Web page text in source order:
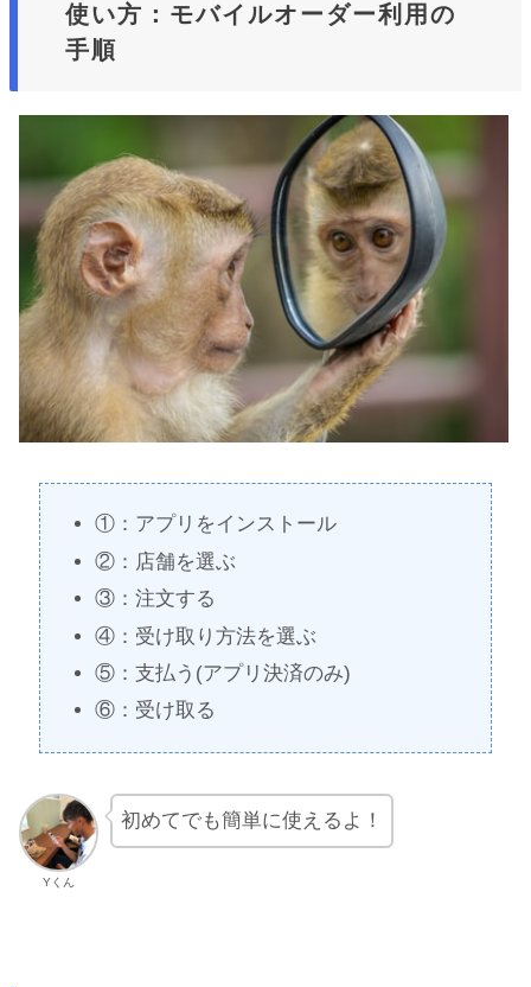
使い方：モバイルオーダー利用の
手順
①：アプリをインストール
②：店舗を選ぶ
③：注文する
④：受け取り方法を選ぶ
⑤：支払う(アプリ決済のみ)
⑥：受け取る
Yくん
初めてでも簡単に使えるよ！